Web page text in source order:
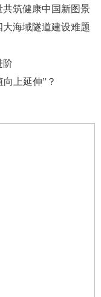
筑健康中国新图景
海域隧道建设难题
阶
上延伸”？